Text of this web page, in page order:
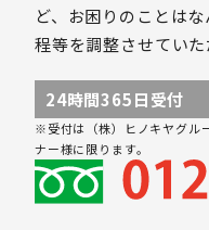
ど、お困りのことは
程等を調整させていた
24時間365日受付
※受付は（株）ヒノキヤグル
ナー様に限ります。